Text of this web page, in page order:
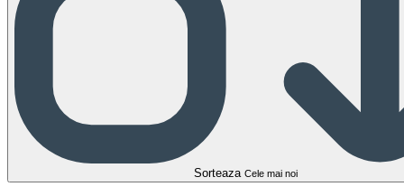
Sorteaza Cele mai noi